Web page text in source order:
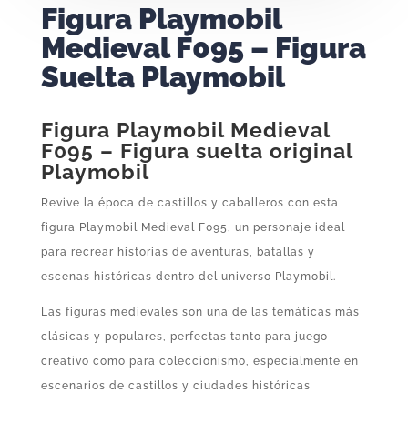
Figura Playmobil
Medieval F095 – Figura
Suelta Playmobil
Figura Playmobil Medieval
F095 – Figura suelta original
Playmobil
Revive la época de castillos y caballeros con esta
figura Playmobil Medieval F095, un personaje ideal
para recrear historias de aventuras, batallas y
escenas históricas dentro del universo Playmobil.
Las figuras medievales son una de las temáticas más
clásicas y populares, perfectas tanto para juego
creativo como para coleccionismo, especialmente en
escenarios de castillos y ciudades históricas